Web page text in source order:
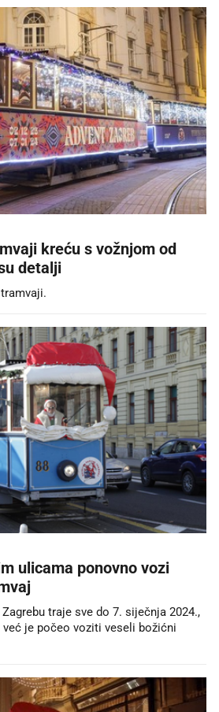
kreću s vožnjom od
detalji
ulicama ponovno vozi
traje sve do 7. siječnja 2024.,
je počeo voziti veseli božićni